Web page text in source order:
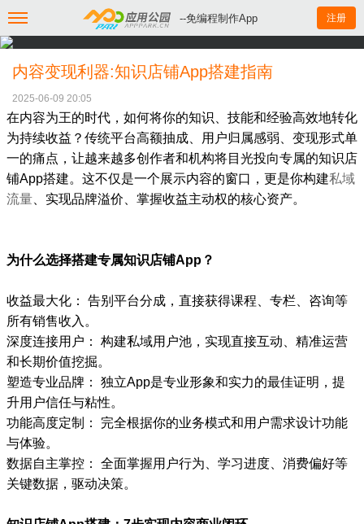
--免编程制作App 注册
内容变现利器:知识店铺App搭建指南
2025-06-09 20:05
在内容为王的时代，如何将你的知识、技能和经验高效地转化
为持续收益？传统平台高额抽成、用户归属感弱、变现形式单
一的痛点，让越来越多创作者和机构将目光投向专属的知识店
铺App搭建。这不仅是一个展示内容的窗口，更是你构建私域
流量 、实现品牌溢价、掌握收益主动权的核心资产。
为什么选择搭建专属知识店铺App？
收益最大化： 告别平台分成，直接获得课程、专栏、咨询等
所有销售收入。
深度连接用户： 构建私域用户池，实现直接互动、精准运营
和长期价值挖掘。
塑造专业品牌： 独立App是专业形象和实力的最佳证明，提
升用户信任与粘性。
功能高度定制： 完全根据你的业务模式和用户需求设计功能
与体验。
数据自主掌控： 全面掌握用户行为、学习进度、消费偏好等
关键数据，驱动决策。